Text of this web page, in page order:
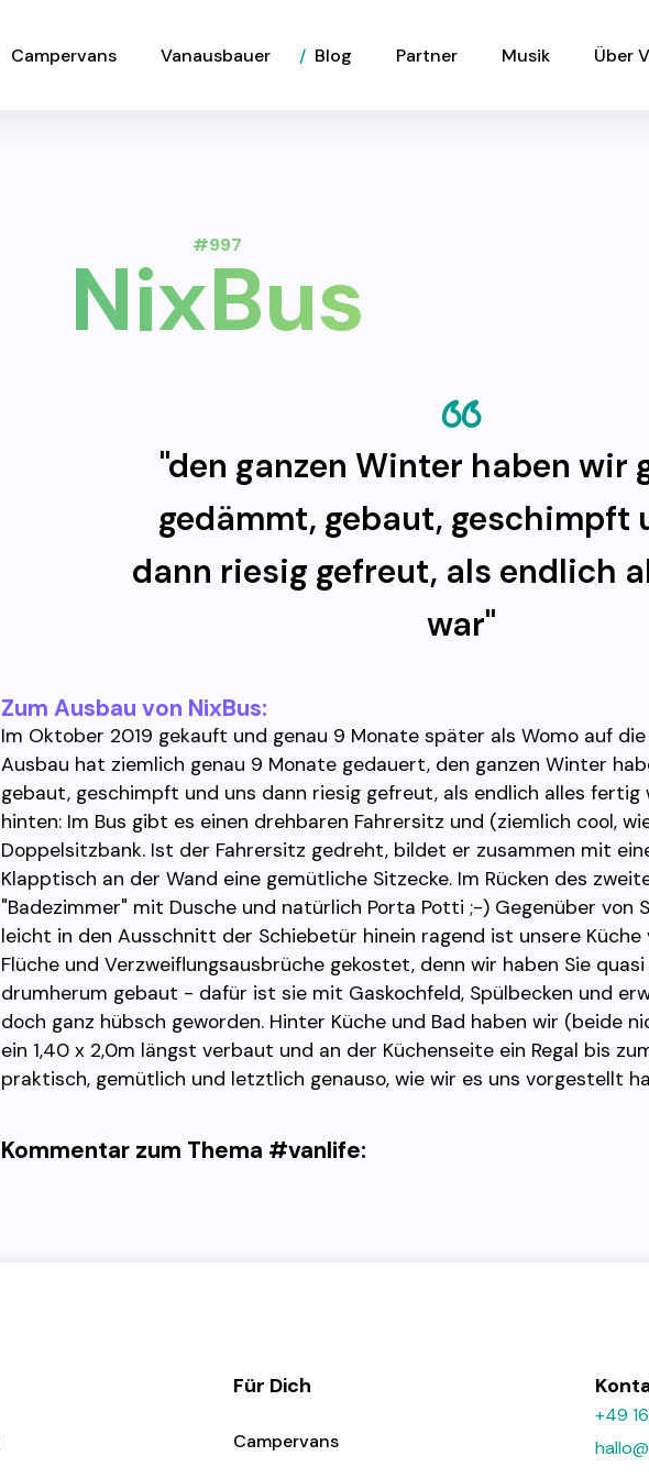
Campervans Vanausbauer Blog Partner Musik Über
#997
NixBus
"den ganzen Winter haben wir
gedämmt, gebaut, geschimpft
dann riesig gefreut, als endlich
war"
Zum Ausbau von NixBus:
Im Oktober 2019 gekauft und genau 9 Monate später als Womo auf die
Ausbau hat ziemlich genau 9 Monate gedauert, den ganzen Winter
gebaut, geschimpft und uns dann riesig gefreut, als endlich alles fertig
hinten: Im Bus gibt es einen drehbaren Fahrersitz und (ziemlich cool,
Doppelsitzbank. Ist der Fahrersitz gedreht, bildet er zusammen mit
Klapptisch an der Wand eine gemütliche Sitzecke. Im Rücken des
"Badezimmer" mit Dusche und natürlich Porta Potti ;-) Gegenüber von
leicht in den Ausschnitt der Schiebetür hinein ragend ist unsere Küche
Flüche und Verzweiflungsausbrüche gekostet, denn wir haben Sie
drumherum gebaut - dafür ist sie mit Gaskochfeld, Spülbecken und
doch ganz hübsch geworden. Hinter Küche und Bad haben wir (beide
ein 1,40 x 2,0m längst verbaut und an der Küchenseite ein Regal bis
praktisch, gemütlich und letztlich genauso, wie wir es uns vorgestellt
Kommentar zum Thema #vanlife:
Für Dich
Campervans
+49